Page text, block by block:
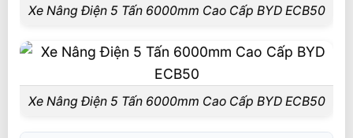
Xe Nâng Điện 5 Tấn 6000mm Cao Cấp BYD ECB50
Xe Nâng Điện 5 Tấn 6000mm Cao Cấp BYD ECB50